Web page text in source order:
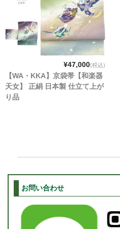
¥47,000(税込)
【WA・KKA】京袋帯【和楽器
天女】 正絹 日本製 仕立て上が
り品
お問い合わせ